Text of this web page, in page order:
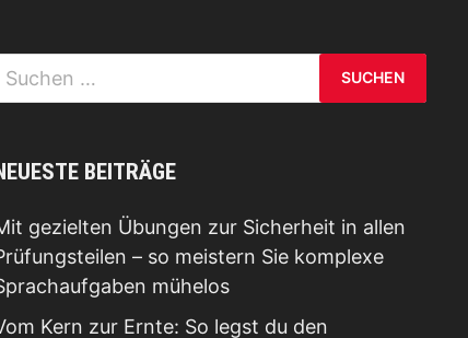
Suchen
BEITRÄGE
gezielten Übungen zur Sicherheit in allen
– so meistern Sie komplexe
mühelos
Kern zur Ernte: So legst du den